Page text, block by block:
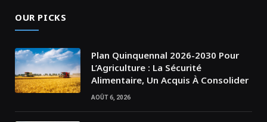
OUR PICKS
Plan Quinquennal 2026-2030 Pour
L’Agriculture : La Sécurité
Alimentaire, Un Acquis À Consolider
AOÛT 6, 2026